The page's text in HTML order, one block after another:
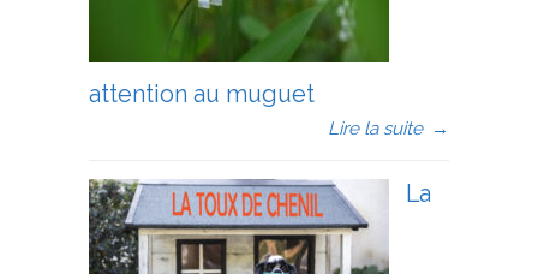
attention au muguet
Lire la suite →
La